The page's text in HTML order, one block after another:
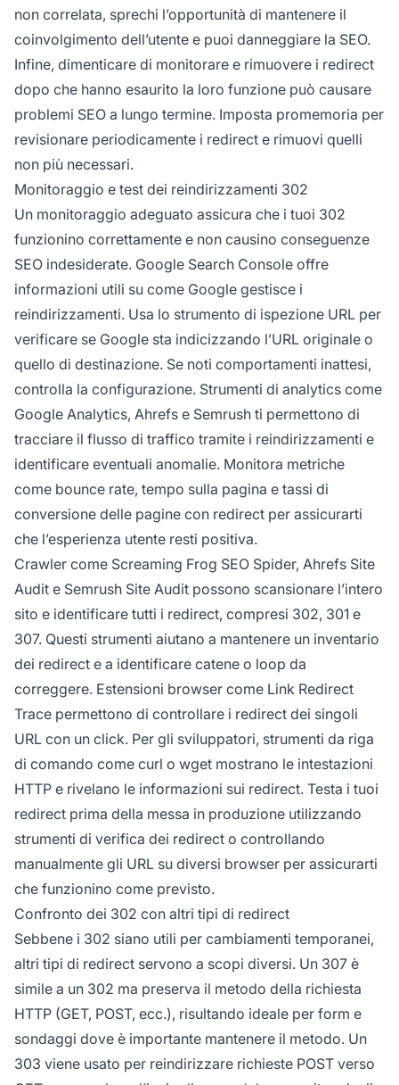
non correlata, sprechi l’opportunità di mantenere il
coinvolgimento dell’utente e puoi danneggiare la SEO.
Infine, dimenticare di monitorare e rimuovere i redirect
dopo che hanno esaurito la loro funzione può causare
problemi SEO a lungo termine. Imposta promemoria per
revisionare periodicamente i redirect e rimuovi quelli
non più necessari.
Monitoraggio e test dei reindirizzamenti 302
Un monitoraggio adeguato assicura che i tuoi 302
funzionino correttamente e non causino conseguenze
SEO indesiderate. Google Search Console offre
informazioni utili su come Google gestisce i
reindirizzamenti. Usa lo strumento di ispezione URL per
verificare se Google sta indicizzando l’URL originale o
quello di destinazione. Se noti comportamenti inattesi,
controlla la configurazione. Strumenti di analytics come
Google Analytics, Ahrefs e Semrush ti permettono di
tracciare il flusso di traffico tramite i reindirizzamenti e
identificare eventuali anomalie. Monitora metriche
come bounce rate, tempo sulla pagina e tassi di
conversione delle pagine con redirect per assicurarti
che l’esperienza utente resti positiva.
Crawler come Screaming Frog SEO Spider, Ahrefs Site
Audit e Semrush Site Audit possono scansionare l’intero
sito e identificare tutti i redirect, compresi 302, 301 e
307. Questi strumenti aiutano a mantenere un inventario
dei redirect e a identificare catene o loop da
correggere. Estensioni browser come Link Redirect
Trace permettono di controllare i redirect dei singoli
URL con un click. Per gli sviluppatori, strumenti da riga
di comando come curl o wget mostrano le intestazioni
HTTP e rivelano le informazioni sui redirect. Testa i tuoi
redirect prima della messa in produzione utilizzando
strumenti di verifica dei redirect o controllando
manualmente gli URL su diversi browser per assicurarti
che funzionino come previsto.
Confronto dei 302 con altri tipi di redirect
Sebbene i 302 siano utili per cambiamenti temporanei,
altri tipi di redirect servono a scopi diversi. Un 307 è
simile a un 302 ma preserva il metodo della richiesta
HTTP (GET, POST, ecc.), risultando ideale per form e
sondaggi dove è importante mantenere il metodo. Un
303 viene usato per reindirizzare richieste POST verso